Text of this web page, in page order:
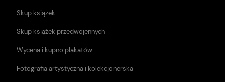
Skup książek
Skup książek przedwojennych
Wycena i kupno plakatów
Fotografia artystyczna i kolekcjonerska